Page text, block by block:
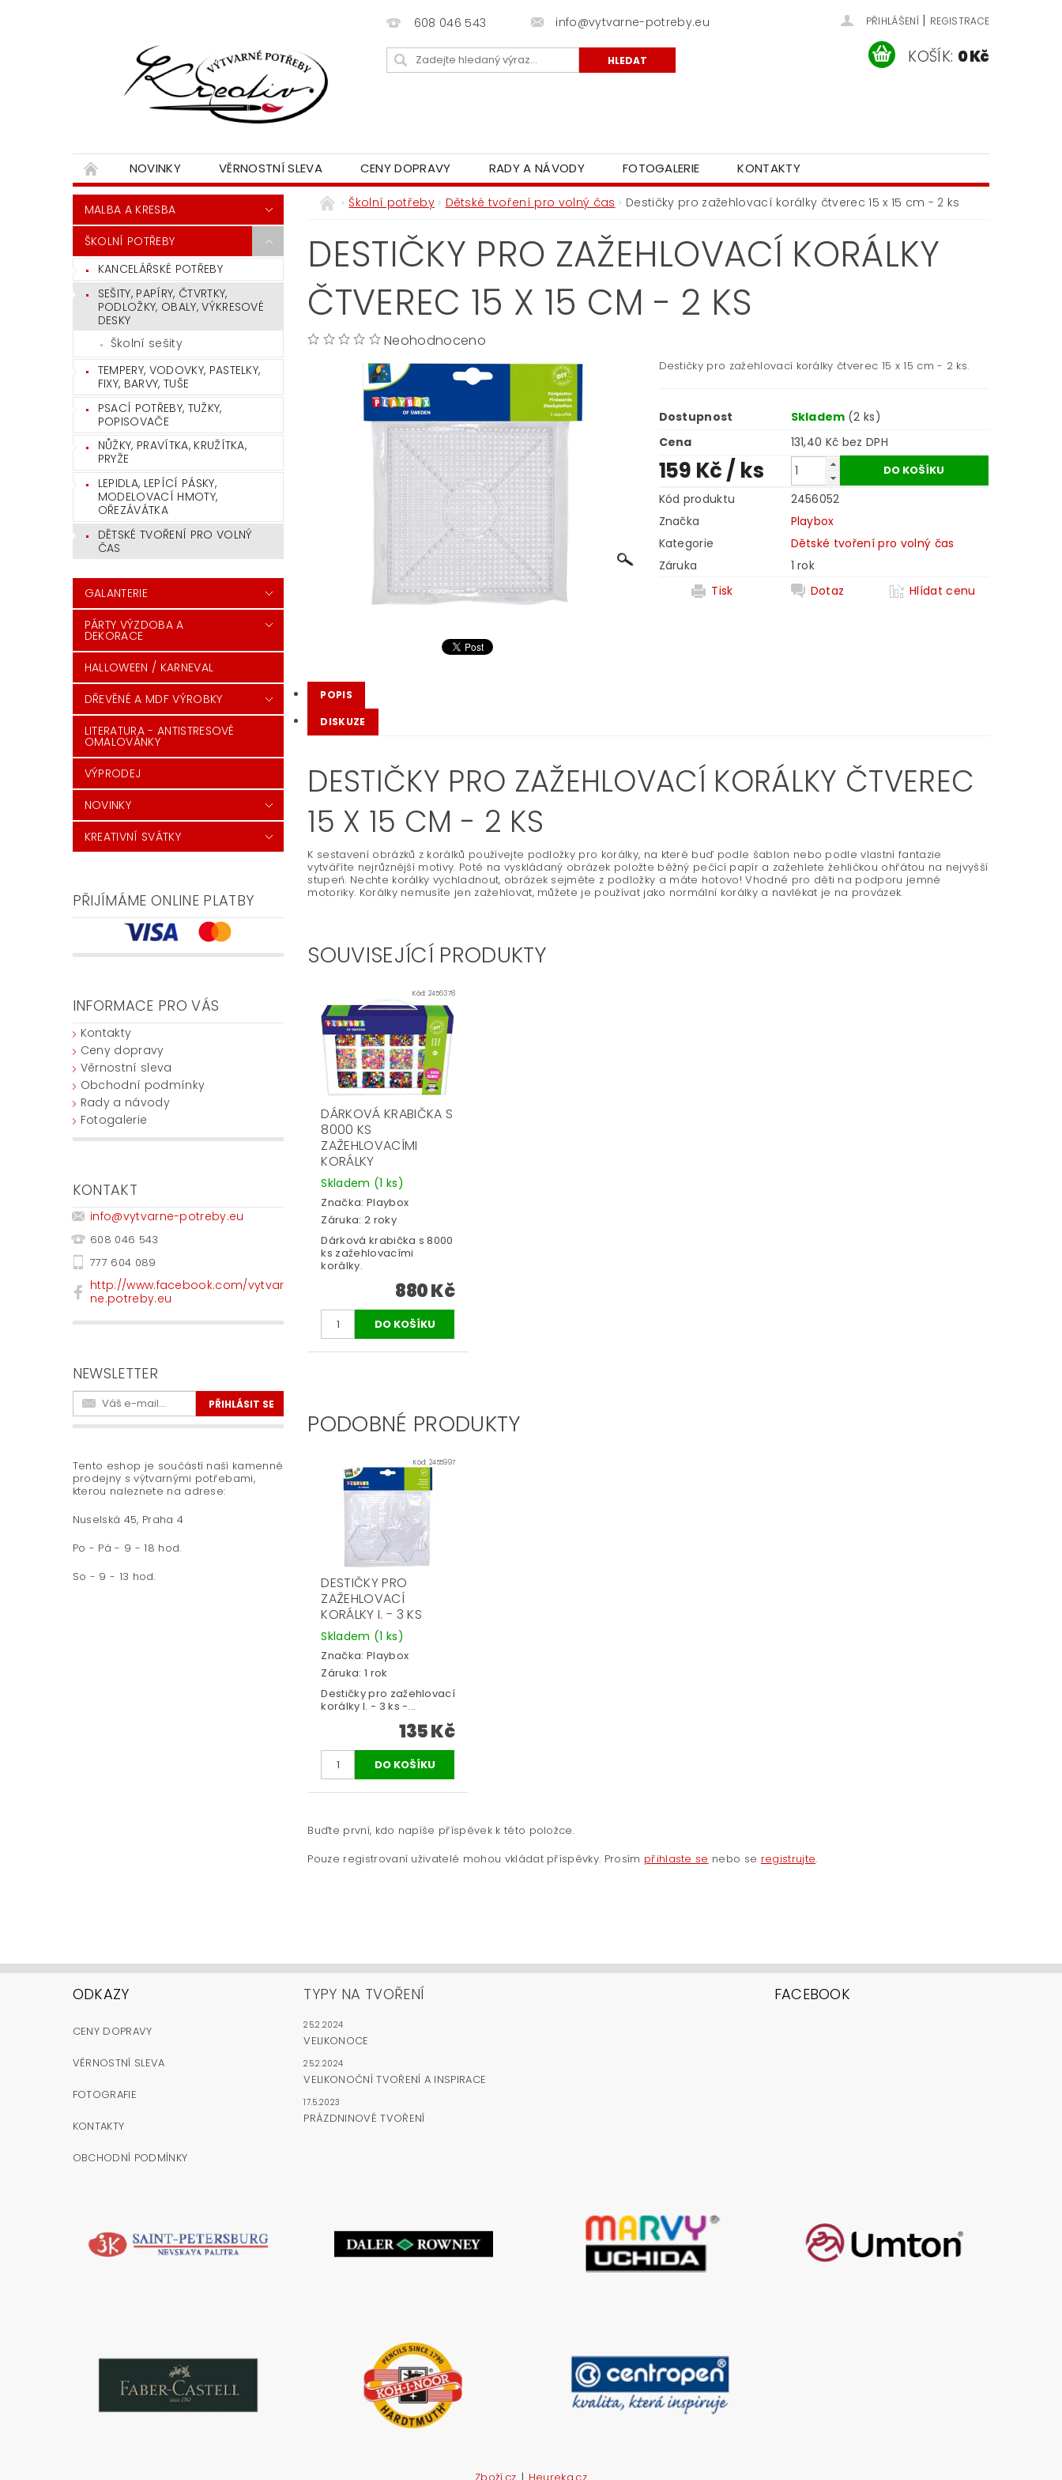
608 046 543 info@vytvarne-potreby.eu PŘIHLÁŠENÍ | REGISTRACE
KOŠÍK: 0 Kč
NOVINKY VĚRNOSTNÍ SLEVA CENY DOPRAVY RADY A NÁVODY FOTOGALERIE KONTAKTY
MALBA A KRESBA
ŠKOLNÍ POTŘEBY
KANCELÁŘSKÉ POTŘEBY
SEŠITY, PAPÍRY, ČTVRTKY,
PODLOŽKY, OBALY, VÝKRESOVÉ
DESKY
Školní sešity
TEMPERY, VODOVKY, PASTELKY,
FIXY, BARVY, TUŠE
PSACÍ POTŘEBY, TUŽKY,
POPISOVAČE
NŮŽKY, PRAVÍTKA, KRUŽÍTKA,
PRYŽE
LEPIDLA, LEPÍCÍ PÁSKY,
MODELOVACÍ HMOTY,
OŘEZÁVÁTKA
DĚTSKÉ TVOŘENÍ PRO VOLNÝ
ČAS
GALANTERIE
PÁRTY VÝZDOBA A
DEKORACE
HALLOWEEN / KARNEVAL
DŘEVĚNÉ A MDF VÝROBKY
LITERATURA - ANTISTRESOVÉ
OMALOVÁNKY
VÝPRODEJ
NOVINKY
KREATIVNÍ SVÁTKY
PŘIJÍMÁME ONLINE PLATBY
INFORMACE PRO VÁS
Kontakty
Ceny dopravy
Věrnostní sleva
Obchodní podmínky
Rady a návody
Fotogalerie
KONTAKT
info@vytvarne-potreby.eu
608 046 543
777 604 089
http://www.facebook.com/vytvar
ne.potreby.eu
NEWSLETTER
Tento eshop je součástí naší kamenné
prodejny s výtvarnými potřebami,
kterou naleznete na adrese:
Nuselská 45, Praha 4
Po - Pá - 9 - 18 hod.
So - 9 - 13 hod.
Školní potřeby Dětské tvoření pro volný čas Destičky pro zažehlovací korálky čtverec 15 x 15 cm - 2 ks
DESTIČKY PRO ZAŽEHLOVACÍ KORÁLKY
ČTVEREC 15 X 15 CM - 2 KS
Neohodnoceno
Destičky pro zažehlovací korálky čtverec 15 x 15 cm - 2 ks.
Dostupnost Skladem (2 ks)
Cena
131,40 Kč bez DPH
159 Kč/ ks
Kód produktu
2456052
Značka
Playbox
Kategorie
Dětské tvoření pro volný čas
Záruka
1 rok
Tisk
Dotaz Hlídat cenu
POPIS
DISKUZE
DESTIČKY PRO ZAŽEHLOVACÍ KORÁLKY ČTVEREC
15 X 15 CM - 2 KS
K sestavení obrázků z korálků používejte podložky pro korálky, na které buď podle šablon nebo podle vlastní fantazie
vytváříte nejrůznější motivy. Poté na vyskládaný obrázek položte běžný pečící papír a zažehlete žehličkou ohřátou na nejvyšší
stupeň. Nechte korálky vychladnout, obrázek sejměte z podložky a máte hotovo! Vhodné pro děti na podporu jemné
motoriky. Korálky nemusíte jen zažehlovat, můžete je používat jako normální korálky a navlékat je na provázek.
SOUVISEJÍCÍ PRODUKTY
Kód:2456378
DÁRKOVÁ KRABIČKA S
8000 KS
ZAŽEHLOVACÍMI
KORÁLKY
Skladem (1 ks)
Značka: Playbox
Záruka: 2 roky
Dárková krabička s 8000
ks zažehlovacími
korálky.
880 Kč
PODOBNÉ PRODUKTY
Kód:2455997
DESTIČKY PRO
ZAŽEHLOVACÍ
KORÁLKY I. - 3 KS
Skladem (1 ks)
Značka: Playbox
Záruka: 1 rok
Destičky pro zažehlovací
korálky I. - 3 ks -...
135 Kč
Buďte první, kdo napíše příspěvek k této položce.
Pouze registrovaní uživatelé mohou vkládat příspěvky. Prosím přihlaste se nebo se registrujte.
ODKAZY
CENY DOPRAVY
VĚRNOSTNÍ SLEVA
FOTOGRAFIE
KONTAKTY
OBCHODNÍ PODMÍNKY
TYPY NA TVOŘENÍ
25.2.2024
VELIKONOCE
25.2.2024
VELIKONOČNÍ TVOŘENÍ A INSPIRACE
17.5.2023
PRÁZDNINOVÉ TVOŘENÍ
FACEBOOK